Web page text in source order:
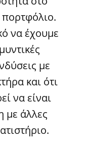
να έχουμε
με
και ότι
να είναι
με άλλες